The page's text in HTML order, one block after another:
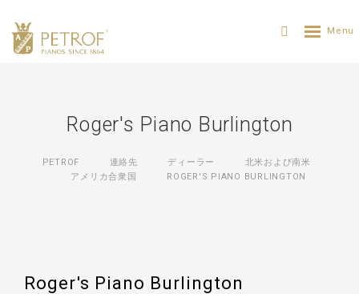
Roger's Piano Burlington
PETROF 連絡先 ディーラー
北米および南米
アメリカ合衆国
ROGER'S PIANO BURLINGTON
Roger's Piano Burlington